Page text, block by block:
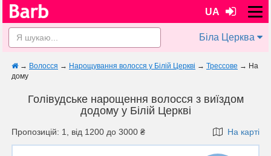
UA
Біла Церква
→ Волосся → Нарощування волосся у Білій Церкві → Трессове → На
дому
Голівудське нарощення волосся з виїздом
додому у Білій Церкві
Пропозицій: 1, від 1200 до 3000 ₴ На карті